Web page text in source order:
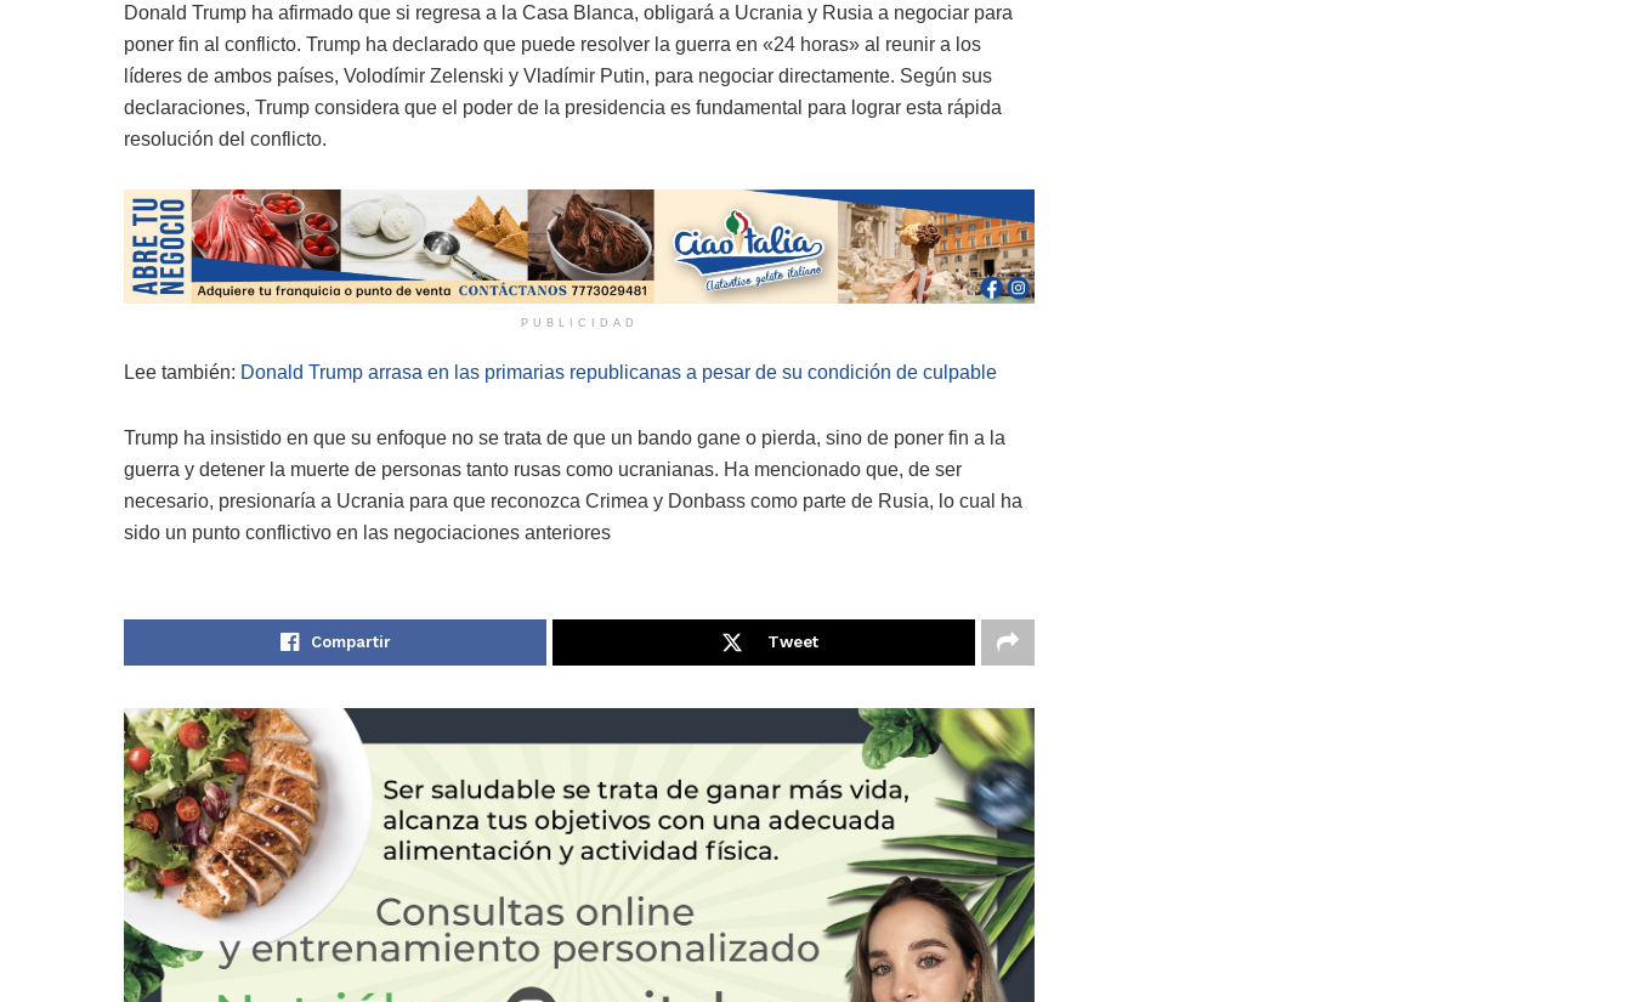
Donald Trump ha afirmado que si regresa a la Casa Blanca, obligará a Ucrania y Rusia a negociar para
poner fin al conflicto. Trump ha declarado que puede resolver la guerra en «24 horas» al reunir a los
líderes de ambos países, Volodímir Zelenski y Vladímir Putin, para negociar directamente. Según sus
declaraciones, Trump considera que el poder de la presidencia es fundamental para lograr esta rápida
resolución del conflicto.
PUBLICIDAD
Lee también: Donald Trump arrasa en las primarias republicanas a pesar de su condición de culpable
Trump ha insistido en que su enfoque no se trata de que un bando gane o pierda, sino de poner fin a la
guerra y detener la muerte de personas tanto rusas como ucranianas. Ha mencionado que, de ser
necesario, presionaría a Ucrania para que reconozca Crimea y Donbass como parte de Rusia, lo cual ha
sido un punto conflictivo en las negociaciones anteriores​
Compartir Tweet